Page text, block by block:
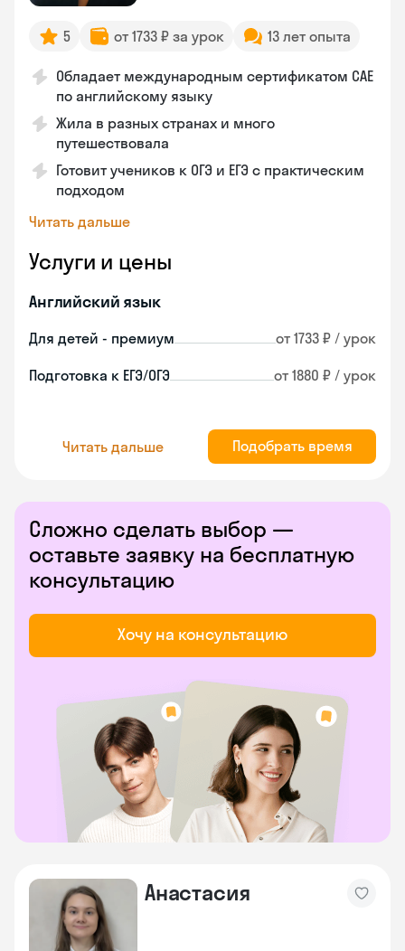
5 от 1733 ₽ за урок 13 лет опыта
Обладает международным сертификатом CAE
по английскому языку
Жила в разных странах и много
путешествовала
Готовит учеников к ОГЭ и ЕГЭ с практическим
подходом
Читать дальше
Услуги и цены
Английский язык
Для детей - премиум от 1733 ₽ / урок
Подготовка к ЕГЭ/ОГЭ от 1880 ₽ / урок
Читать дальше Подобрать время
Сложно сделать выбор —
оставьте заявку на бесплатную
консультацию
Хочу на консультацию
Анастасия